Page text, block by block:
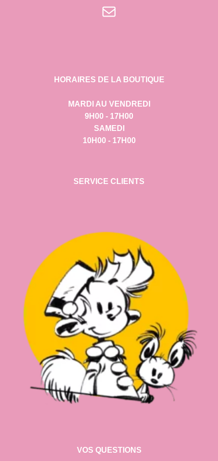
E-mail
HORAIRES DE LA BOUTIQUE
MARDI AU VENDREDI
9H00 - 17H00
SAMEDI
10H00 - 17H00
SERVICE CLIENTS
VOS QUESTIONS